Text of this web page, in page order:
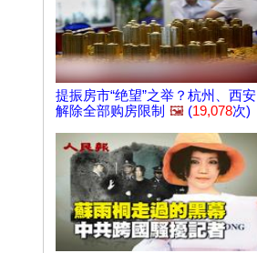
提振房市“绝望”之举？杭州、西安
解除全部购房限制 🖼️ (19,078次)